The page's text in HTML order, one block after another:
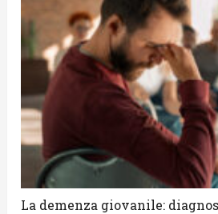
La demenza giovanile: